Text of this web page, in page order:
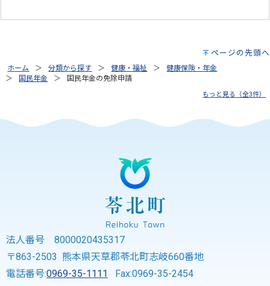
ページの先頭へ
ホーム 分類から探す 健康・福祉
健康保険・年金
国民年金
国民年金の免除申請
もっと見る（全3件）
法人番号 8000020435317
〒863-2503 熊本県天草郡苓北町志岐660番地
電話番号:0969-35-1111 Fax:0969-35-2454